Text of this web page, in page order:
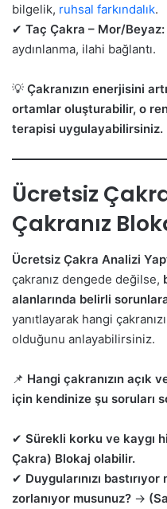
bilgelik, ruhsal farkındalık.
✔ Taç Çakra – Mor/Beyaz:
aydınlanma, ilahi bağlantı.
💡 Çakranızın enerjisini
ortamlar oluşturabilir, o
terapisi uygulayabilirsiniz.
Ücretsiz
Çakranız
Ücretsiz Çakra Analizi
çakranız dengede değilse,
alanlarında belirli
yanıtlayarak hangi
olduğunu anlayabilirsiniz.
📌 Hangi çakranızın açık
için kendinize şu soruları
✔ Sürekli korku ve kaygı
Çakra) Blokaj olabilir.
✔ Duygularınızı
zorlanıyor musunuz? →